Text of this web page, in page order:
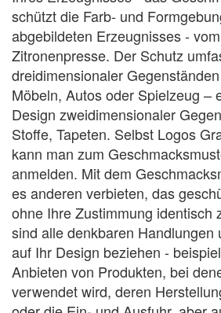
schützt die Farb- und
abgebildeten Erzeugnisses -
Zitronenpresse. Der Schutz
dreidimensionaler
Möbeln, Autos oder Spielzeug –
Design zweidimensionaler
Stoffe, Tapeten. Selbst Logos
kann man zum
anmelden. Mit dem
es anderen verbieten, das
ohne Ihre Zustimmung identisch
sind alle denkbaren Handlungen
auf Ihr Design beziehen -
Anbieten von Produkten, bei
verwendet wird, deren